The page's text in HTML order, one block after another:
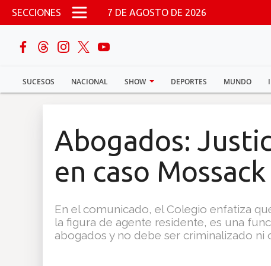
Pasar al contenido principal
SECCIONES 7 DE AGOSTO DE 2026
SUCESOS NACIONAL SHOW DEPORTES MUNDO
buscar
Sucesos
Abogados:
en caso
En el comunicado, el Colegio enfatiza
la figura de agente residente, es una
abogados y no debe ser criminalizado